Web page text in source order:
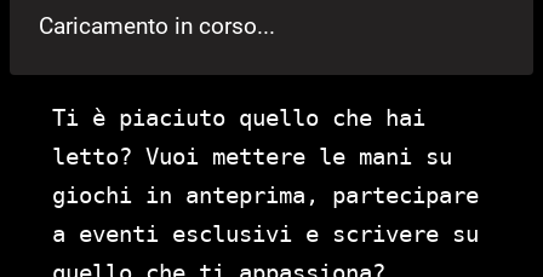
Caricamento in corso...
Ti è piaciuto quello che hai
letto? Vuoi mettere le mani su
giochi in anteprima, partecipare
a eventi esclusivi e scrivere su